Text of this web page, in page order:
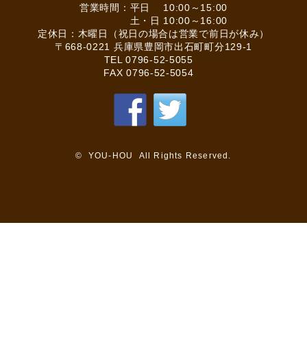
営業時間：平日 10:00～15:00
土・日 10:00～16:00
定休日：木曜日（祝日の場合は営業で前日が休み）
〒668-0221 兵庫県豊岡市出石町町分129-1
TEL0796-52-5055
FAX 0796-52-5054
© YOU-HOU All Rights Reserved.